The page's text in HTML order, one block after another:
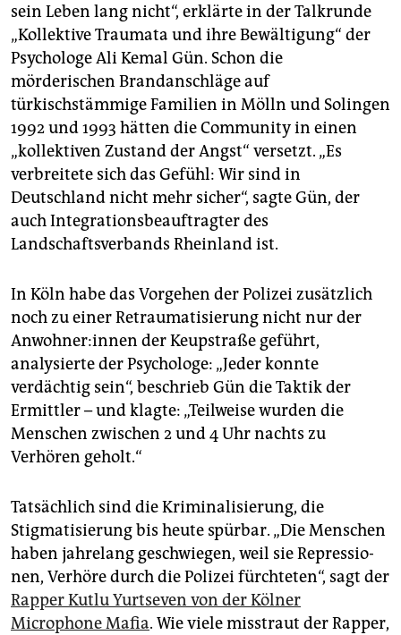
sein Leben lang nicht“, erklärte in der Talk­runde
„Kollektive Traumata und ihre Bewältigung“ der
Psychologe Ali Kemal Gün. Schon die
mörderischen Brandanschläge auf
türkischstämmige Familien in Mölln und Solingen
1992 und 1993 hätten die Community in einen
„kollektiven Zustand der Angst“ versetzt. „Es
verbreitete sich das Gefühl: Wir sind in
Deutschland nicht mehr sicher“, sagte Gün, der
auch Integrationsbeauftragter des
Landschaftsverbands Rheinland ist.
In Köln habe das Vorgehen der Polizei zusätzlich
noch zu einer Retraumatisierung nicht nur der
An­woh­ne­r:in­nen der Keupstraße geführt,
analysierte der Psychologe: „Jeder konnte
verdächtig sein“, beschrieb Gün die Taktik der
Ermittler – und klagte: „Teilweise wurden die
Menschen zwischen 2 und 4 Uhr nachts zu
Verhören geholt.“
Tatsächlich sind die Kriminalisierung, die
Stigmatisierung bis heute spürbar. „Die Menschen
haben jahrelang geschwiegen, weil sie Repres­sio­
nen, Verhöre durch die Polizei fürchteten“, sagt der
Rapper Kutlu Yurtseven von der Kölner
Microphone Mafia. Wie viele misstraut der Rapper,